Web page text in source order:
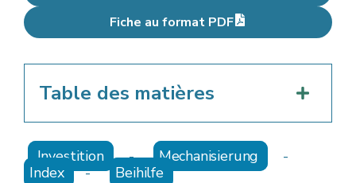
Fiche au format PDF
Table des matières
Investition - Mechanisierung
-
Index - Beihilfe